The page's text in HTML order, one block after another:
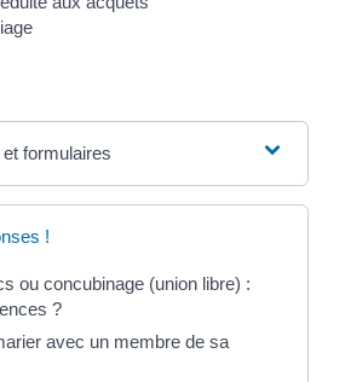
formulaires
!
ou concubinage (union libre) :
?
avec un membre de sa